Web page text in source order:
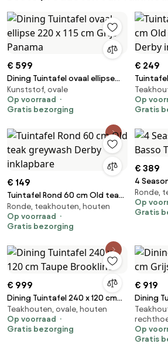
€ 599
Dining Tuintafel ovaal ellipse
220 x 115 cm Grijs Panama
Kunststof, ovale
Op voorraad
Gratis bezorging
€ 249
Tuintafel
Old teak
Op
Gratis
€ 149
Tuintafel Rond 60 cm Old teak
greywash Derby inklapbare
Ronde, teakhouten, houten
Op voorraad
Gratis bezorging
€ 389
4
Ronde,
Op
Gratis
€ 999
Dining Tuintafel 240 x 120 cm
Taupe Brookline
Teakhouten, ovale, houten
Op voorraad
Gratis bezorging
€ 919
Dining
Grijs
Op
Gratis